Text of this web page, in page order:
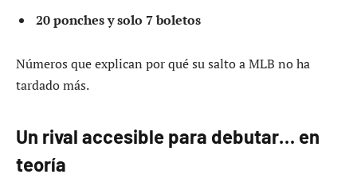
20 ponches y solo 7 boletos
Números que explican por qué su salto a MLB no ha
tardado más.
Un rival accesible para debutar… en
teoría